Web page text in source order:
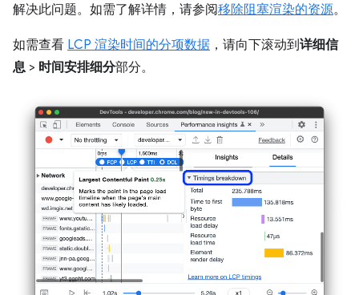
解决此问题。如需了解详情，请参阅移除阻塞渲染的资源。
如需查看 LCP 渲染时间的分项数据 ，请向下滚动到详细信
息 > 时间安排细分部分。